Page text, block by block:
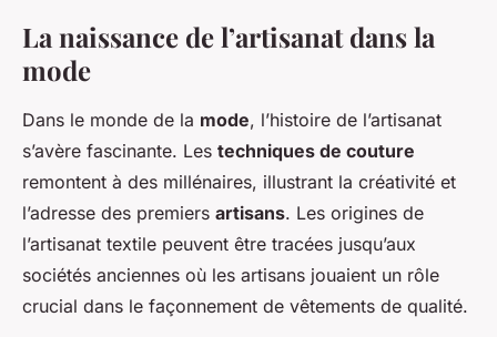
La naissance de l’artisanat dans la
mode
Dans le monde de la mode, l’histoire de l’artisanat
s’avère fascinante. Les techniques de couture
remontent à des millénaires, illustrant la créativité et
l’adresse des premiers artisans. Les origines de
l’artisanat textile peuvent être tracées jusqu’aux
sociétés anciennes où les artisans jouaient un rôle
crucial dans le façonnement de vêtements de qualité.